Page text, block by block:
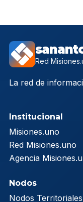
Red
La red de
Institucional
Misiones.uno
Red Misiones.uno
Agencia
Nodos
Nodos Territoriales